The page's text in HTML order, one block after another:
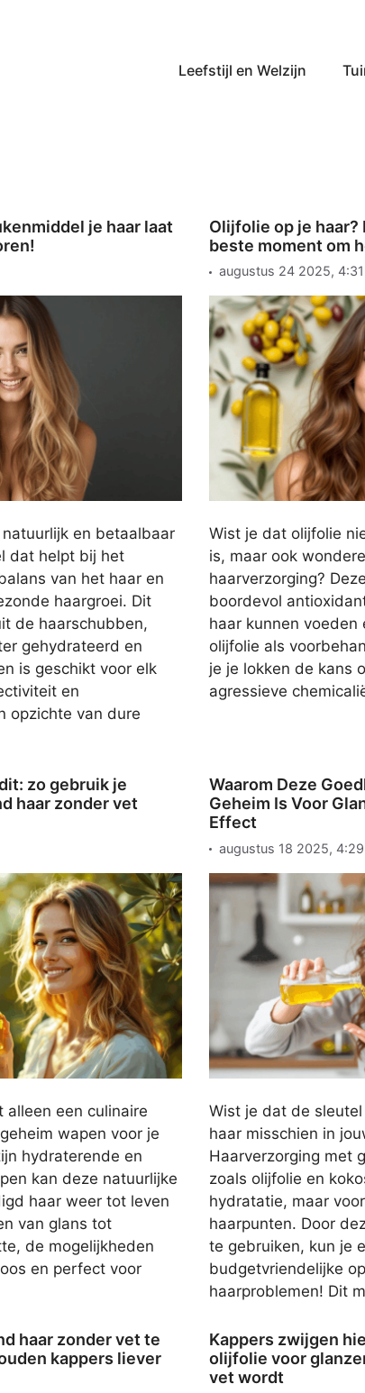
Leefstijl en Welzijn
je haar laat
en betaalbaar
dat helpt bij het
van het haar en
haargroei. Dit
de haarschubben,
gehydrateerd en
is geschikt voor elk
en
opzichte van dure
Olijfolie op je
beste moment om
augustus 24 2025, 4:31
Wist je dat olijfolie
is, maar ook
haarverzorging?
boordevol
haar kunnen voeden
olijfolie als
je je lokken de kans
agressieve
zo gebruik je
haar zonder vet
een culinaire
wapen voor je
hydraterende en
kan deze natuurlijke
haar weer tot leven
van glans tot
de mogelijkheden
en perfect voor
Waarom Deze
Geheim Is Voor
Effect
augustus 18 2025, 4:29
Wist je dat de
haar misschien in
Haarverzorging met
zoals olijfolie en
hydratatie, maar
haarpunten. Door
te gebruiken, kun je
budgetvriendelijke
haarproblemen! Dit
haar zonder vet te
kappers liever
Kappers zwijgen
olijfolie voor
vet wordt